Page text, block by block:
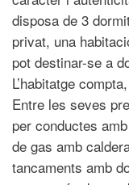
disposa de 3
privat, una
pot destinar-se a
L’habitatge
Entre les seves
per conductes
de gas amb
tancaments amb